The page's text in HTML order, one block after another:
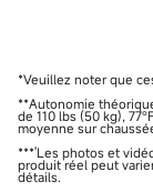
*Veuillez noter que
**Autonomie
de 110 lbs (50 kg),
moyenne sur
***'Les photos et
produit réel peut
détails.